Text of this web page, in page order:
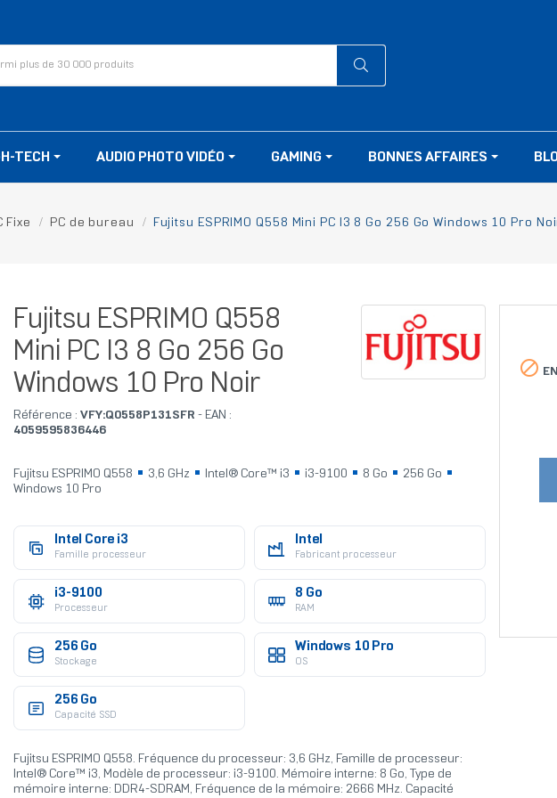
TECH AUDIO PHOTO VIDÉO GAMING BONNES AFFAIRES
Fixe PC de bureau Fujitsu ESPRIMO Q558 Mini PC I3 8 Go 256 Go Windows 10 Pro
Fujitsu ESPRIMO Q558
Mini PC I3 8 Go 256 Go
Windows 10 Pro Noir
Référence : VFY:Q0558P131SFR - EAN :
4059595836446
Fujitsu ESPRIMO Q558 3,6 GHz Intel® Core™ i3 i3-9100 8 Go
256 Go
Windows 10 Pro
Intel Core i3
Famille processeur
Intel
Fabricant processeur
i3-9100
Processeur
8 Go
RAM
256 Go
Stockage
Windows 10 Pro
OS
256 Go
Capacité SSD
Fujitsu ESPRIMO Q558. Fréquence du processeur: 3,6 GHz, Famille de processeur:
Intel® Core™ i3, Modèle de processeur: i3-9100. Mémoire interne: 8 Go, Type de
mémoire interne: DDR4-SDRAM, Fréquence de la mémoire: 2666 MHz. Capacité
